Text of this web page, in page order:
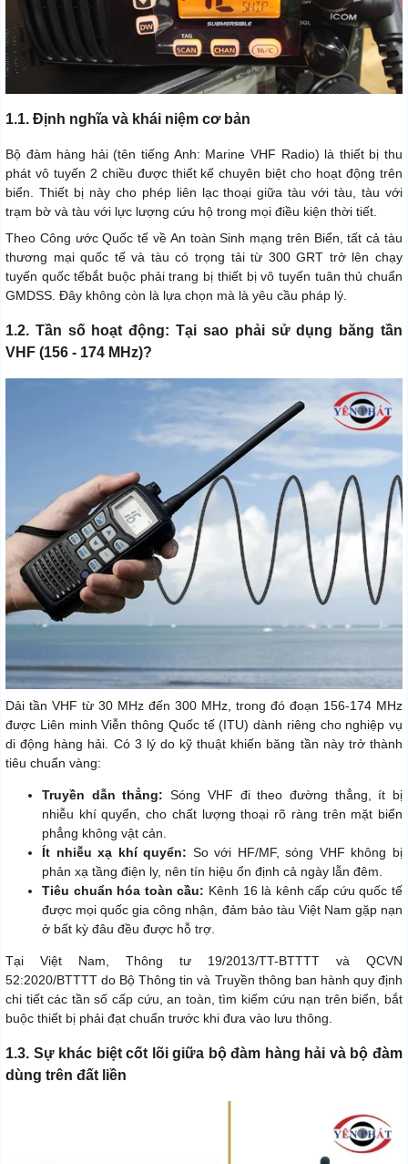
1.1. Định nghĩa và khái niệm cơ bản
Bộ đàm hàng hải (tên tiếng Anh: Marine VHF Radio) là thiết bị thu
phát vô tuyến 2 chiều được thiết kế chuyên biệt cho hoạt động trên
biển. Thiết bị này cho phép liên lạc thoại giữa tàu với tàu, tàu với
trạm bờ và tàu với lực lượng cứu hộ trong mọi điều kiện thời tiết.
Theo Công ước Quốc tế về An toàn Sinh mạng trên Biển, tất cả tàu
thương mại quốc tế và tàu có trọng tải từ 300 GRT trở lên chạy
tuyến quốc tếbắt buộc phải trang bị thiết bị vô tuyến tuân thủ chuẩn
GMDSS. Đây không còn là lựa chọn mà là yêu cầu pháp lý.
1.2. Tần số hoạt động: Tại sao phải sử dụng băng tần
VHF (156 - 174 MHz)?
Dải tần VHF từ 30 MHz đến 300 MHz, trong đó đoạn 156-174 MHz
được Liên minh Viễn thông Quốc tế (ITU) dành riêng cho nghiệp vụ
di động hàng hải. Có 3 lý do kỹ thuật khiến băng tần này trở thành
tiêu chuẩn vàng:
Truyền dẫn thẳng: Sóng VHF đi theo đường thẳng, ít bị
nhiễu khí quyển, cho chất lượng thoại rõ ràng trên mặt biển
phẳng không vật cản.
Ít nhiễu xạ khí quyển: So với HF/MF, sóng VHF không bị
phản xạ tầng điện ly, nên tín hiệu ổn định cả ngày lẫn đêm.
Tiêu chuẩn hóa toàn cầu: Kênh 16 là kênh cấp cứu quốc tế
được mọi quốc gia công nhận, đảm bảo tàu Việt Nam gặp nạn
ở bất kỳ đâu đều được hỗ trợ.
Tại Việt Nam, Thông tư 19/2013/TT-BTTTT và QCVN
52:2020/BTTTT do Bộ Thông tin và Truyền thông ban hành quy định
chi tiết các tần số cấp cứu, an toàn, tìm kiếm cứu nạn trên biển, bắt
buộc thiết bị phải đạt chuẩn trước khi đưa vào lưu thông.
1.3. Sự khác biệt cốt lõi giữa bộ đàm hàng hải và bộ đàm
dùng trên đất liền